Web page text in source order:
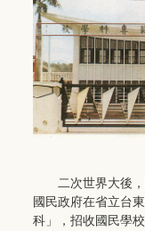
二次世界大後，
國民政府在省立台
科」，招收國民學